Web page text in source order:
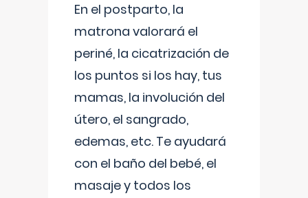
En el postparto, la
matrona valorará el
periné, la cicatrización de
los puntos si los hay, tus
mamas, la involución del
útero, el sangrado,
edemas, etc. Te ayudará
con el baño del bebé, el
masaje y todos los